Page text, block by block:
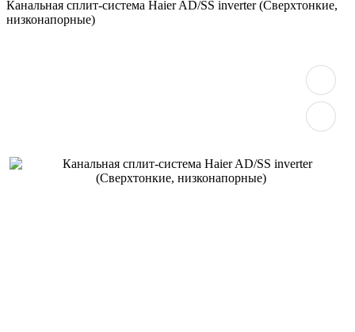
Канальная сплит-система Haier AD/SS inverter (Сверхтонкие,
низконапорные)